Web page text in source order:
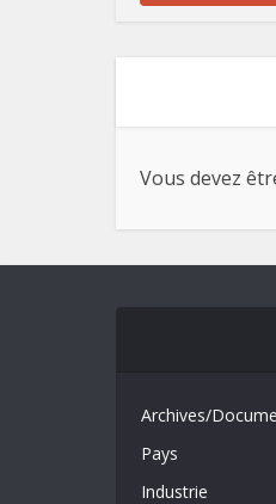
Vous devez
Archives/
Pays
Industrie